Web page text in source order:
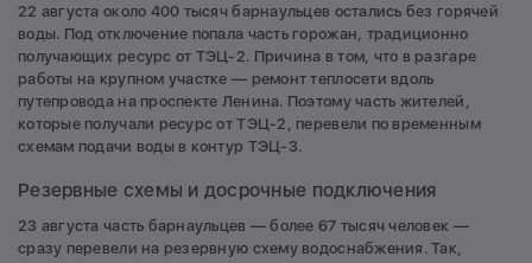
22 августа около 400 тысяч барнаульцев остались без горячей
воды. Под отключение попала часть горожан, традиционно
получающих ресурс от ТЭЦ-2. Причина в том, что в разгаре
работы на крупном участке — ремонт теплосети вдоль
путепровода на проспекте Ленина. Поэтому часть жителей,
которые получали ресурс от ТЭЦ-2, перевели по временным
схемам подачи воды в контур ТЭЦ-3.
Резервные схемы и досрочные подключения
23 августа часть барнаульцев — более 67 тысяч человек —
сразу перевели на резервную схему водоснабжения. Так,